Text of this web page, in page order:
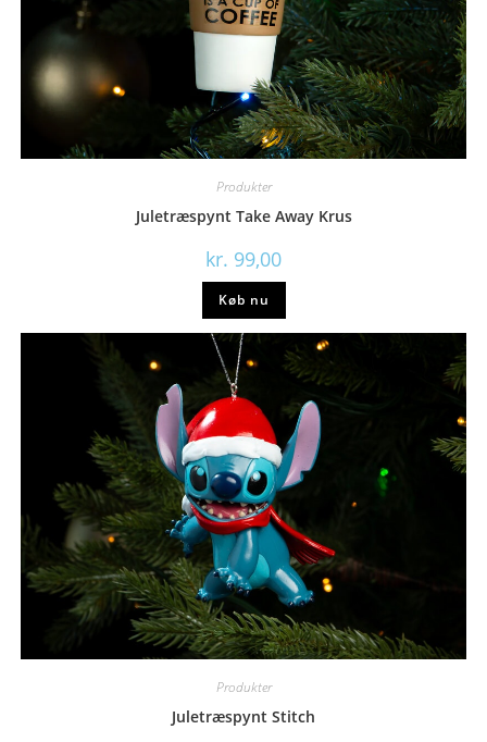
Produkter
Juletræspynt Take Away Krus
kr. 99,00
Køb nu
Produkter
Juletræspynt Stitch